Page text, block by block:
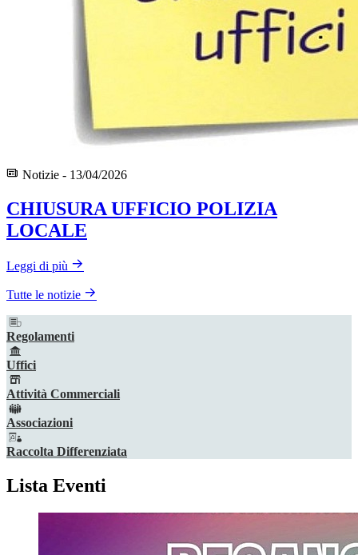
Notizie - 13/04/2026
CHIUSURA UFFICIO POLIZIA
LOCALE
Leggi di più
Tutte le notizie
Regolamenti
Uffici
Attività Commerciali
Associazioni
Raccolta Differenziata
Lista Eventi